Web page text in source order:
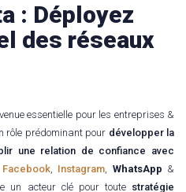
: Déployez
des réseaux
essentielle pour les entreprises &
rôle prédominant pour développer la
une relation de confiance avec
Facebook, Instagram, WhatsApp &
un acteur clé pour toute stratégie